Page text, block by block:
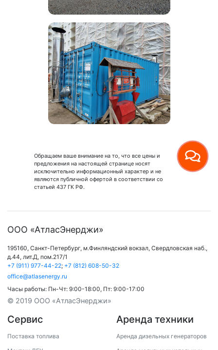
Обращаем ваше внимание на то, что все цены и
предложения на настоящей странице носят
исключительно информационный характер и не
являются публичной офертой в соответствии со
статьей 437 ГК РФ.
ООО «АтласЭнерджи»
195160, Санкт-Петербург, м.Финляндский вокзал, Свердловская наб.,
д.44, лит.Д, пом.217/1
+7 (911) 977-44-22; +7 (812) 608-50-32
office@atlasenergy.ru
Часы работы: Пн-Чт: 9:00-18:00, Пт: 9:00-17:00
© 2019 ООО «АтласЭнерджи»
Сервис
Поставка топлива
Аренда техники
Аренда дизельных генераторов